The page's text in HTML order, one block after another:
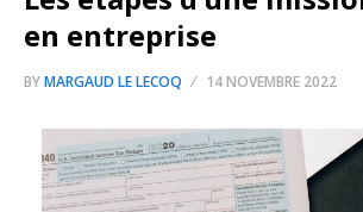
en entreprise
BYMARGAUD LE LECOQ 14 NOVEMBRE 2022